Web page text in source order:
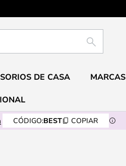
BUSCAR
DE CASA MARCAS
CÓDIGO:BEST COPIAR